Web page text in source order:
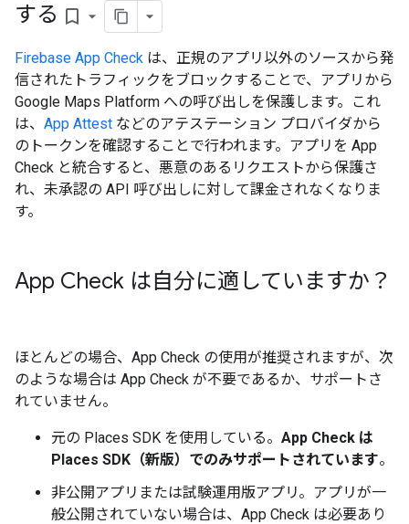
する bookmark_border
Firebase App Check は、正規のアプリ以外のソースから発
信されたトラフィックをブロックすることで、アプリから
Google Maps Platform への呼び出しを保護します。これ
は、 App Attest などのアテステーション プロバイダから
のトークンを確認することで行われます。アプリを App
Check と統合すると、悪意のあるリクエストから保護さ
れ、未承認の API 呼び出しに対して課金されなくなりま
す。
App Check は自分に適していますか？
ほとんどの場合、App Check の使用が推奨されますが、次
のような場合は App Check が不要であるか、サポートさ
れていません。
元の Places SDK を使用している。 App Check は
Places SDK（新版）でのみサポートされています。
非公開アプリまたは試験運用版アプリ。アプリが一
般公開されていない場合は、App Check は必要あり